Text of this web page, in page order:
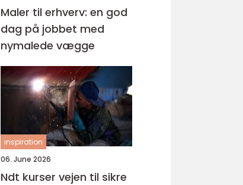
Maler til erhverv: en god
dag på jobbet med
nymalede vægge
inspiration
06. June 2026
Ndt kurser vejen til sikre